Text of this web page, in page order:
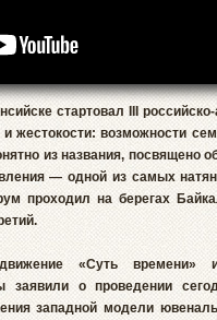
стартовал III
жестокости: возможности
из названия, посвящено
— одной из самых
проходил на берегах
«Суть времени»
заявили о проведении
западной модели